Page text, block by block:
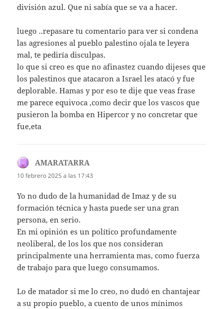
división azul. Que ni sabía que se va a hacer.
luego ..repasare tu comentario para ver si condena
las agresiones al pueblo palestino ojala te leyera
mal, te pediría disculpas.
lo que si creo es que no afinastez cuando dijeses que
los palestinos que atacaron a Israel les atacó y fue
deplorable. Hamas y por eso te dije que veas frase
me parece equivoca ,como decir que los vascos que
pusieron la bomba en Hipercor y no concretar que
fue,eta
AMARATARRA
10 febrero 2025 a las 17:43
Yo no dudo de la humanidad de Imaz y de su
formación técnica y hasta puede ser una gran
persona, en serio.
En mi opinión es un político profundamente
neoliberal, de los los que nos consideran
principalmente una herramienta mas, como fuerza
de trabajo para que luego consumamos.
Lo de matador si me lo creo, no dudó en chantajear
a su propio pueblo, a cuento de unos mínimos